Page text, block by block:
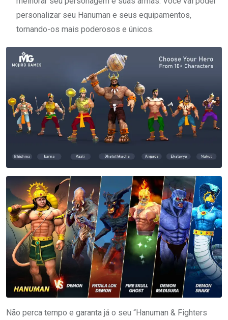
personalizar seu Hanuman e seus equipamentos,
tornando-os mais poderosos e únicos.
Não perca tempo e garanta já o seu “Hanuman & Fighters